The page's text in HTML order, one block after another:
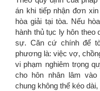
án khi tiếp nhận đơn
hòa giải tại tòa. Nếu
hành thủ tục ly hôn theo
sự. Căn cứ chính để
phương là: việc vợ,
vi phạm nghiêm trọng
cho hôn nhân lâm
chung không thể kéo